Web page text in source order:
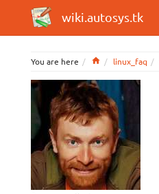
wiki.autosys.tk
You are here Homelinux_faq